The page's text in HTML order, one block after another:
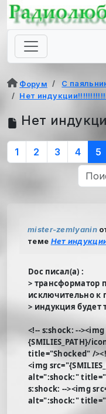
Форум С
Нет
Нет
1 2 3 4 5
mister-zemlyanin
теме Нет
Doc писал(а) :
> трансформатор
исключительно
> индукция будет
<!-- s:shock: --
{SMILIES_PATH}/
title="Shocked" /
<img
alt=":shock:"
s:shock: --><img
alt=":shock:"